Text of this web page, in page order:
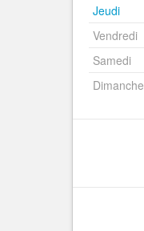
Jeudi
Vendredi
Samedi
Dimanche